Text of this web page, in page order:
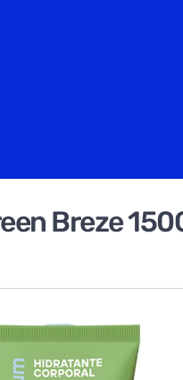
Breze